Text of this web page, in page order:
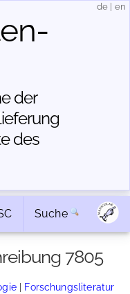
der
des
de en
Suche
7805
| Forschungsliteratur